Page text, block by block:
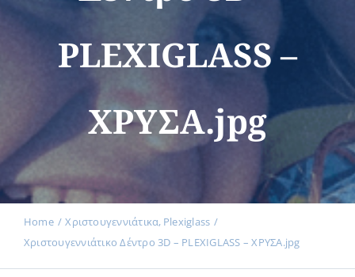
Εκδηλώσεις
Νέα
Προϊόντα
PLEXIGLASS –
ΧΡΥΣΑ.jpg
Home Χριστουγεννιάτικα Plexiglass
Χριστουγεννιάτικο Δέντρο 3D – PLEXIGLASS – ΧΡΥΣΑ.jpg